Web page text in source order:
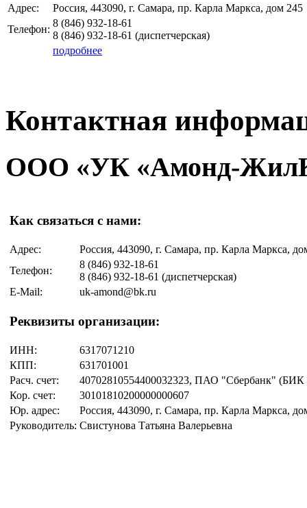
Адрес:
Россия, 443090, г. Самара, пр. Карла Маркса, дом 245
Телефон:
8 (846) 932-18-61
8 (846) 932-18-61 (диспетчерская)
подробнее
Контактная
ООО «УК «Амонд-
Как связаться с нами:
Адрес:
Россия, 443090, г. Самара, пр. Карла Маркса,
Телефон:
8 (846) 932-18-61
8 (846) 932-18-61 (диспетчерская)
E-Mail:
uk-amond@bk.ru
Реквизиты организации:
ИНН:
6317071210
КПП:
631701001
Расч. счет:
40702810554400032323, ПАО "Сбербанк" (БИК
Кор. счет:
30101810200000000607
Юр. адрес:
Россия, 443090, г. Самара, пр. Карла Маркса,
Руководитель: Свистунова Татьяна Валерьевна